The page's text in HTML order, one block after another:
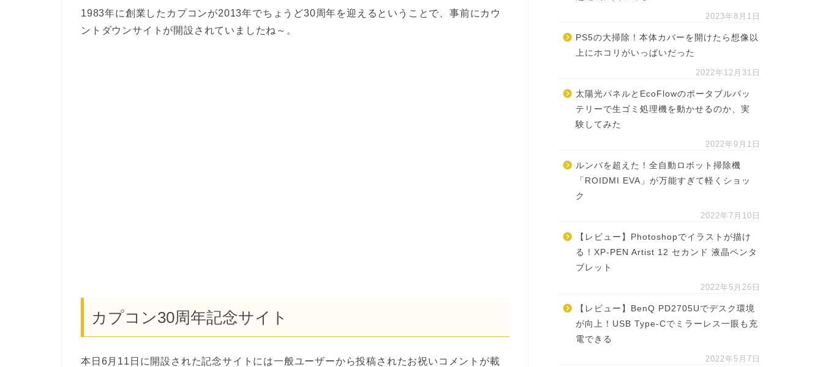
1983年に創業したカプコンが2013年でちょうど30周年を迎えるということで、事前にカウ
ントダウンサイトが開設されていましたね～。
カプコン30周年記念サイト
本日6月11日に開設された記念サイトには一般ユーザーから投稿されたお祝いコメントが載
2023年8月1日
PS5の大掃除！本体カバーを開けたら想像以
上にホコリがいっぱいだった
2022年12月31日
太陽光パネルとEcoFlowのポータブルバッ
テリーで生ゴミ処理機を動かせるのか、実
験してみた
2022年9月1日
ルンバを超えた！全自動ロボット掃除機
「ROIDMI EVA」が万能すぎて軽くショッ
ク
2022年7月10日
【レビュー】Photoshopでイラストが描け
る！XP-PEN Artist 12 セカンド 液晶ペンタ
ブレット
2022年5月26日
【レビュー】BenQ PD2705Uでデスク環境
が向上！USB Type-Cでミラーレス一眼も充
電できる
2022年5月7日